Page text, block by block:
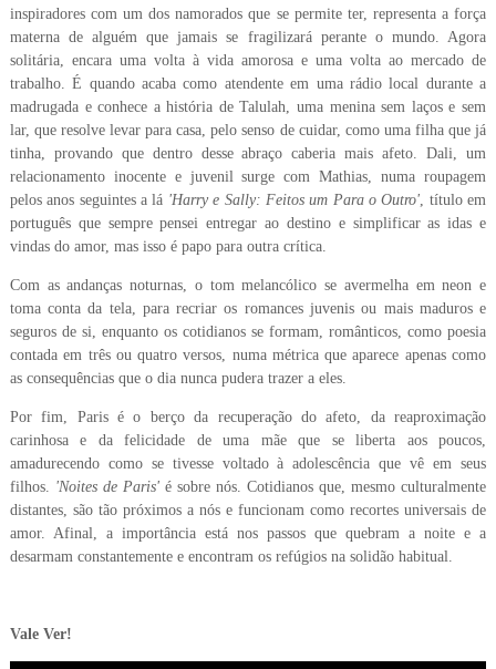
inspiradores com um dos namorados que se permite ter, representa a força
materna de alguém que jamais se fragilizará perante o mundo. Agora
solitária, encara uma volta à vida amorosa e uma volta ao mercado de
trabalho. É quando acaba como atendente em uma rádio local durante a
madrugada e conhece a história de Talulah, uma menina sem laços e sem
lar, que resolve levar para casa, pelo senso de cuidar, como uma filha que já
tinha, provando que dentro desse abraço caberia mais afeto. Dali, um
relacionamento inocente e juvenil surge com Mathias, numa roupagem
pelos anos seguintes a lá 'Harry e Sally: Feitos um Para o Outro' , título em
português que sempre pensei entregar ao destino e simplificar as idas e
vindas do amor, mas isso é papo para outra crítica.
Com as andanças noturnas, o tom melancólico se avermelha em neon e
toma conta da tela, para recriar os romances juvenis ou mais maduros e
seguros de si, enquanto os cotidianos se formam, românticos, como poesia
contada em três ou quatro versos, numa métrica que aparece apenas como
as consequências que o dia nunca pudera trazer a eles.
Por fim, Paris é o berço da recuperação do afeto, da reaproximação
carinhosa e da felicidade de uma mãe que se liberta aos poucos,
amadurecendo como se tivesse voltado à adolescência que vê em seus
filhos. 'Noites de Paris'é sobre nós. Cotidianos que, mesmo culturalmente
distantes, são tão próximos a nós e funcionam como recortes universais de
amor. Afinal, a importância está nos passos que quebram a noite e a
desarmam constantemente e encontram os refúgios na solidão habitual.
Vale Ver!